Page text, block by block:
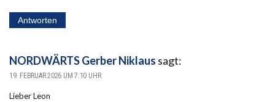
Antworten
NORDWÄRTS Gerber Niklaus sagt:
19. FEBRUAR 2026 UM 7:10 UHR
Lieber Leon